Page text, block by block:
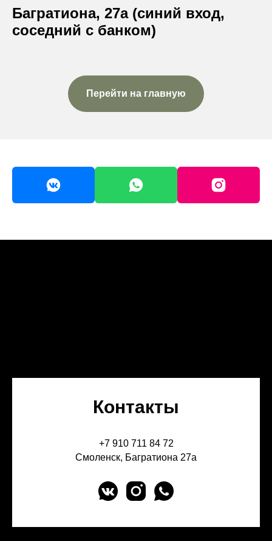
Багратиона, 27а (синий вход,
соседний с банком)
Перейти на главную
Контакты
+7 910 711 84 72
Смоленск, Багратиона 27а